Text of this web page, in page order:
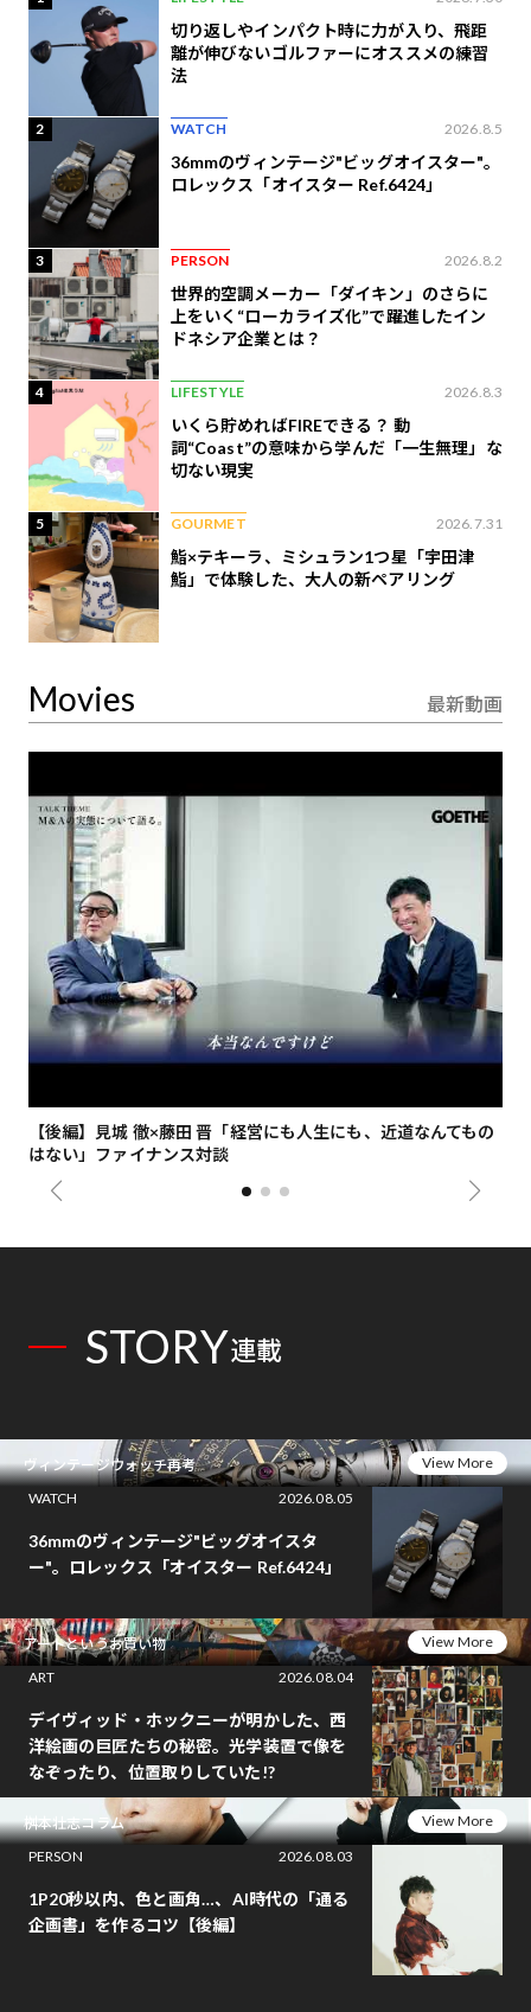
切り返しやインパクト時に力が入り、飛距
離が伸びないゴルファーにオススメの練習
法
2 WATCH 2026.8.5
36mmのヴィンテージ"ビッグオイスター"。
ロレックス「オイスター Ref.6424」
3 PERSON 2026.8.2
世界的空調メーカー「ダイキン」のさらに
上をいく“ローカライズ化”で躍進したイン
ドネシア企業とは？
4 LIFESTYLE 2026.8.3
いくら貯めればFIREできる？ 動
詞“Coast”の意味から学んだ「一生無理」な
切ない現実
5 GOURMET 2026.7.31
鮨×テキーラ、ミシュラン1つ星「宇田津
鮨」で体験した、大人の新ペアリング
Movies 最新動画
【後編】見城 徹×藤田 晋「経営にも人生にも、近道なんてもの
はない」ファイナンス対談
STORY連載
ヴィンテージウォッチ再考
View More
WATCH
2026.08.05
36mmのヴィンテージ"ビッグオイスタ
ー"。ロレックス「オイスター Ref.6424」
アートというお買い物
View More
ART
2026.08.04
デイヴィッド・ホックニーが明かした、西
洋絵画の巨匠たちの秘密。光学装置で像を
なぞったり、位置取りしていた!?
桝本壮志コラム
View More
PERSON
2026.08.03
1P20秒以内、色と画角…、AI時代の「通る
企画書」を作るコツ【後編】